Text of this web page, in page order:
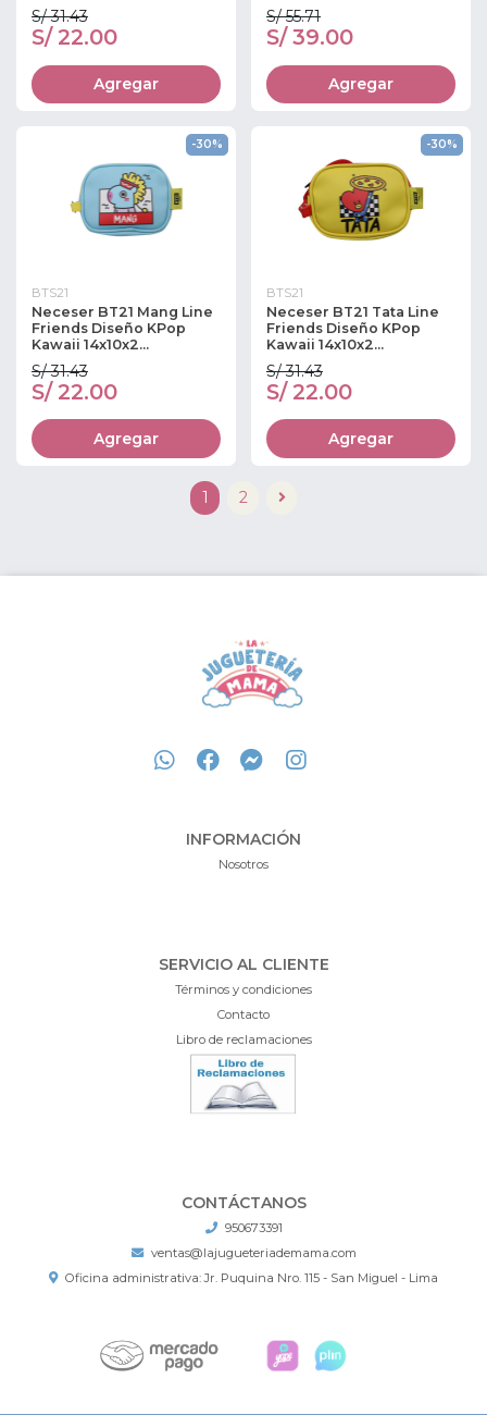
S/ 31.43
S/ 22.00
Agregar
S/ 55.71
S/ 39.00
Agregar
-30%
BTS21
Neceser BT21 Mang Line
Friends Diseño KPop
Kawaii 14x10x2...
S/ 31.43
S/ 22.00
Agregar
-30%
BTS21
Neceser BT21 Tata Line
Friends Diseño KPop
Kawaii 14x10x2...
S/ 31.43
S/ 22.00
Agregar
1 2
INFORMACIÓN
Nosotros
SERVICIO AL CLIENTE
Términos y condiciones
Contacto
Libro de reclamaciones
CONTÁCTANOS
950673391
ventas@lajugueteriademama.com
Oficina administrativa: Jr. Puquina Nro. 115 - San Miguel - Lima